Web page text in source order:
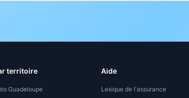
territoire
Guadeloupe
Aide
Lexique de l'assurance